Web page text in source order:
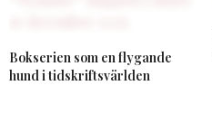
Bokserien som en flygande
hund i tidskriftsvärlden